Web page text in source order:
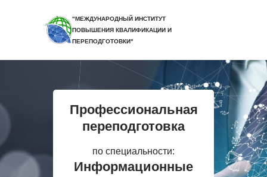
"МЕЖДУНАРОДНЫЙ ИНСТИТУТ
ПОВЫШЕНИЯ КВАЛИФИКАЦИИ И
ПЕРЕПОДГОТОВКИ"
Профессиональная
переподготовка
по специальности:
Информационные